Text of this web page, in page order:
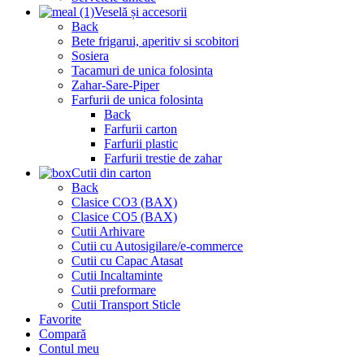
Veselă și accesorii
Back
Bete frigarui, aperitiv si scobitori
Sosiera
Tacamuri de unica folosinta
Zahar-Sare-Piper
Farfurii de unica folosinta
Back
Farfurii carton
Farfurii plastic
Farfurii trestie de zahar
Cutii din carton
Back
Clasice CO3 (BAX)
Clasice CO5 (BAX)
Cutii Arhivare
Cutii cu Autosigilare/e-commerce
Cutii cu Capac Atasat
Cutii Incaltaminte
Cutii preformare
Cutii Transport Sticle
Favorite
Compară
Contul meu